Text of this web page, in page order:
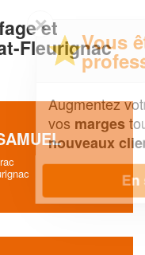
et
Fleurignac
un
?
chiffre d'affaireset
gagnant de
!
plus